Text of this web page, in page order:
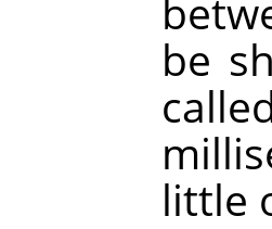
be
little